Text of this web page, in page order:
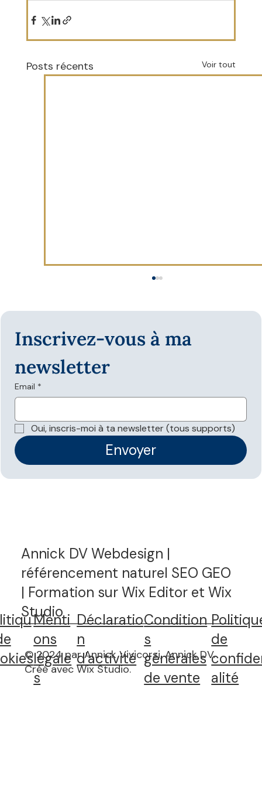
Posts récents Voir tout
nécessaires pour apparaître dans les
réponses IA ?
Inscrivez-vous à ma
newsletter
Email *
Oui, inscris-moi à ta newsletter (tous supports)
Envoyer
Annick DV Webdesign |
référencement naturel SEO GEO
| Formation sur Wix Editor et Wix
Studio
Menti
ons
légale
s
Déclaratio
n
d'activité
de
alité
Condition
s
générales
de vente
© 2024 par Annick Vivicorsi, Annick DV.
Créé avec Wix Studio.